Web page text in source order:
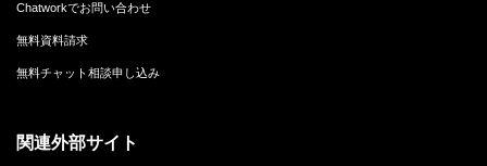
Chatworkでお問い合わせ
無料資料請求
無料チャット相談申し込み
関連外部サイト